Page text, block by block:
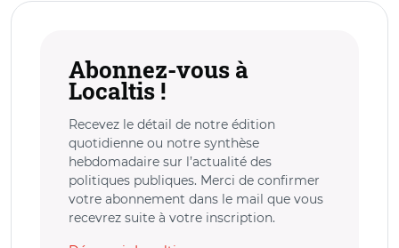
Abonnez-vous à
Localtis !
Recevez le détail de notre édition
quotidienne ou notre synthèse
hebdomadaire sur l’actualité des
politiques publiques. Merci de confirmer
votre abonnement dans le mail que vous
recevrez suite à votre inscription.